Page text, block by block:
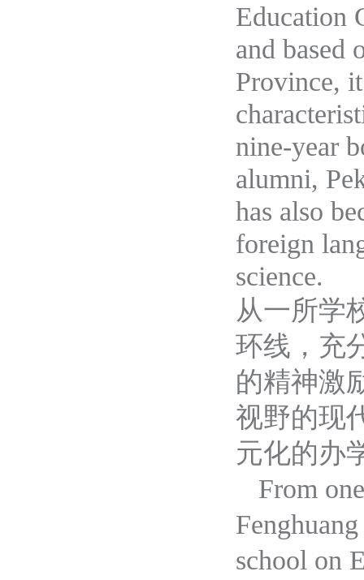
Education
and based
Province,
nine-year
alumni,
has also
foreign
science.
从一所学
环线，充
的精神激
视野的现
元化的办
From one
Fenghuang
school on